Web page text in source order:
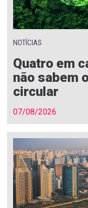
NOTÍCIAS
Quatro em
não sabem
circular
07/08/2026